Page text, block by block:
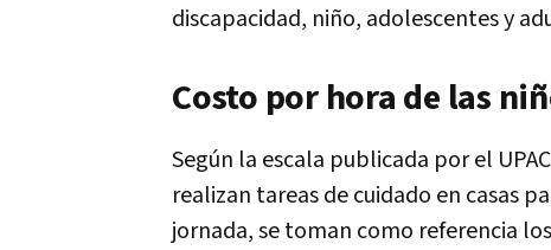
discapacidad, niño, adolescentes y
Costo por hora de las
Según la escala publicada por el
realizan tareas de cuidado en casas
jornada, se toman como referencia